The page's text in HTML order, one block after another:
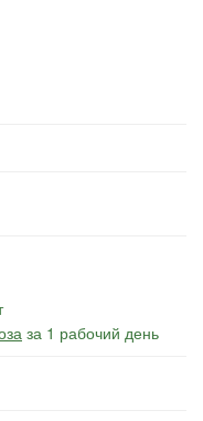
за 1 рабочий день